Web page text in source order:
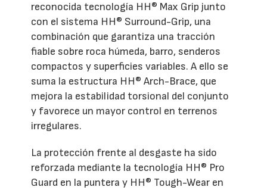
reconocida tecnología HH® Max Grip junto
con el sistema HH® Surround-Grip, una
combinación que garantiza una tracción
fiable sobre roca húmeda, barro, senderos
compactos y superficies variables. A ello se
suma la estructura HH® Arch-Brace, que
mejora la estabilidad torsional del conjunto
y favorece un mayor control en terrenos
irregulares.
La protección frente al desgaste ha sido
reforzada mediante la tecnología HH® Pro
Guard en la puntera y HH® Tough-Wear en